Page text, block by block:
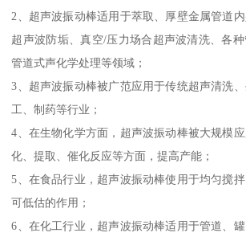
2、超声波振动棒适用于萃取、厚壁金属管道
超声波防垢、真空/压力场合超声波清洗、各
管道式声化学处理等领域；
3、超声波振动棒被广范应用于传统超声清洗
工、制药等行业；
4、在生物化学方面，超声波振动棒被大规模
化、提取、催化反应等方面，提高产能；
5、在食品行业，超声波振动棒使用于均匀搅
可低估的作用；
6、在化工行业，超声波振动棒适用于管道、